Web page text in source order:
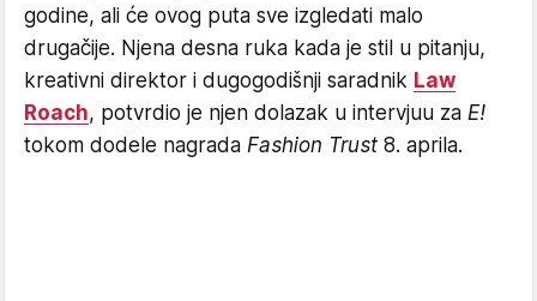
godine, ali će ovog puta sve izgledati malo
drugačije. Njena desna ruka kada je stil u pitanju,
kreativni direktor i dugogodišnji saradnik Law
Roach, potvrdio je njen dolazak u intervjuu za E!
tokom dodele nagrada Fashion Trust 8. aprila.